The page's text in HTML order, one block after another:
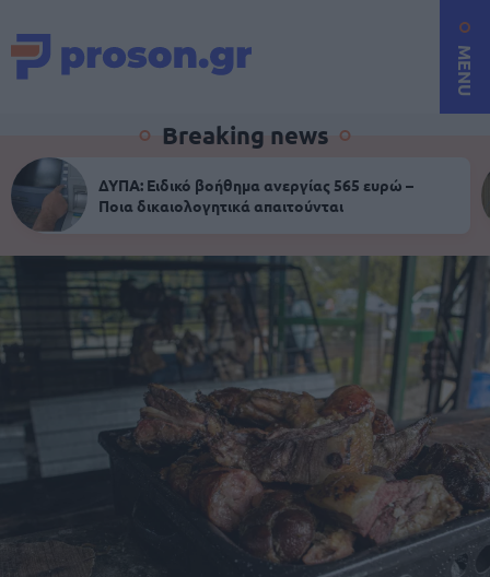
MENU
Breaking news
ΔΥΠΑ: Ειδικό βοήθημα ανεργίας 565 ευρώ –
Ποια δικαιολογητικά απαιτούνται